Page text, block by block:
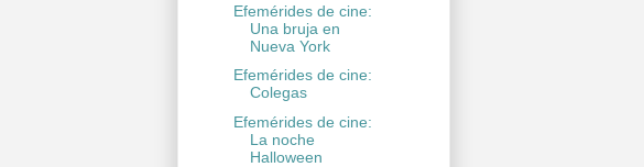
Efemérides de cine:
Una bruja en
Nueva York
Efemérides de cine:
Colegas
Efemérides de cine:
La noche
Halloween